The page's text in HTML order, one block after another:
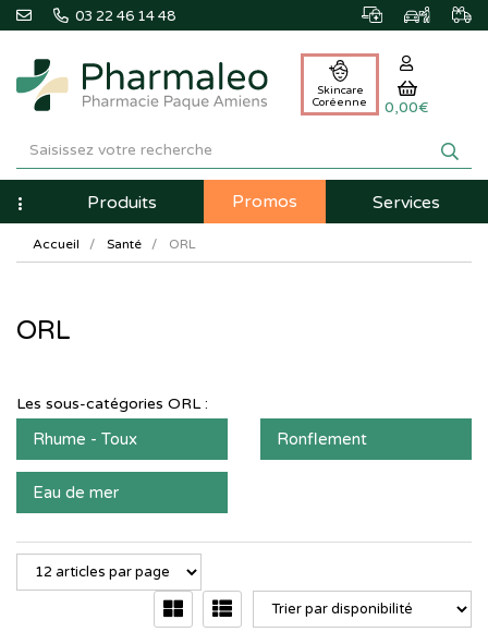
03 22 46 14 48
Pharmaleo
Pharmacie
Paque
Amiens
Skincare
Coréenne
0,00€
NavigationProduits Promos Services
Accueil Santé ORL
ORL
Les sous-catégories ORL:
Rhume - Toux Ronflement
Eau de mer